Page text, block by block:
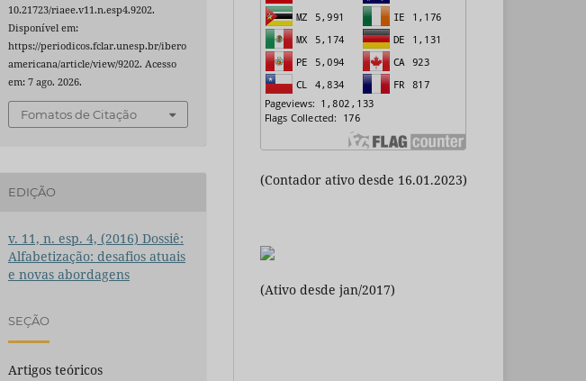
10.21723/riaee.v11.n.esp4.9202.
Disponível em:
https://periodicos.fclar.unesp.br/ibero
americana/article/view/9202. Acesso
em: 7 ago. 2026.
Fomatos de Citação
EDIÇÃO
v. 11, n. esp. 4, (2016) Dossiê:
Alfabetização: desafios atuais
e novas abordagens
SEÇÃO
Artigos teóricos
(Contador ativo desde 16.01.2023)
(Ativo desde jan/2017)